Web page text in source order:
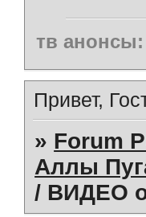
тв анонсы:
Привет,
» Forum
Аллы
/ ВИДЕО